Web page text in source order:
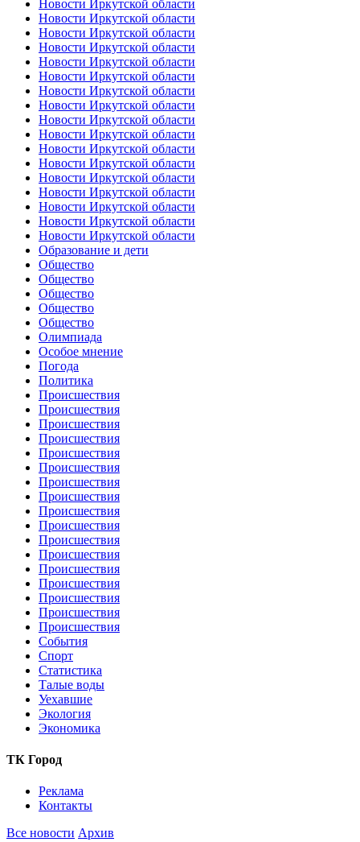
Новости Иркутской области
Новости Иркутской области
Новости Иркутской области
Новости Иркутской области
Новости Иркутской области
Новости Иркутской области
Новости Иркутской области
Новости Иркутской области
Новости Иркутской области
Новости Иркутской области
Новости Иркутской области
Новости Иркутской области
Новости Иркутской области
Новости Иркутской области
Новости Иркутской области
Новости Иркутской области
Новости Иркутской области
Образование и дети
Общество
Общество
Общество
Общество
Общество
Олимпиада
Особое мнение
Погода
Политика
Происшествия
Происшествия
Происшествия
Происшествия
Происшествия
Происшествия
Происшествия
Происшествия
Происшествия
Происшествия
Происшествия
Происшествия
Происшествия
Происшествия
Происшествия
Происшествия
Происшествия
События
Спорт
Статистика
Талые воды
Уехавшие
Экология
Экономика
ТК Город
Реклама
Контакты
Все новости Архив